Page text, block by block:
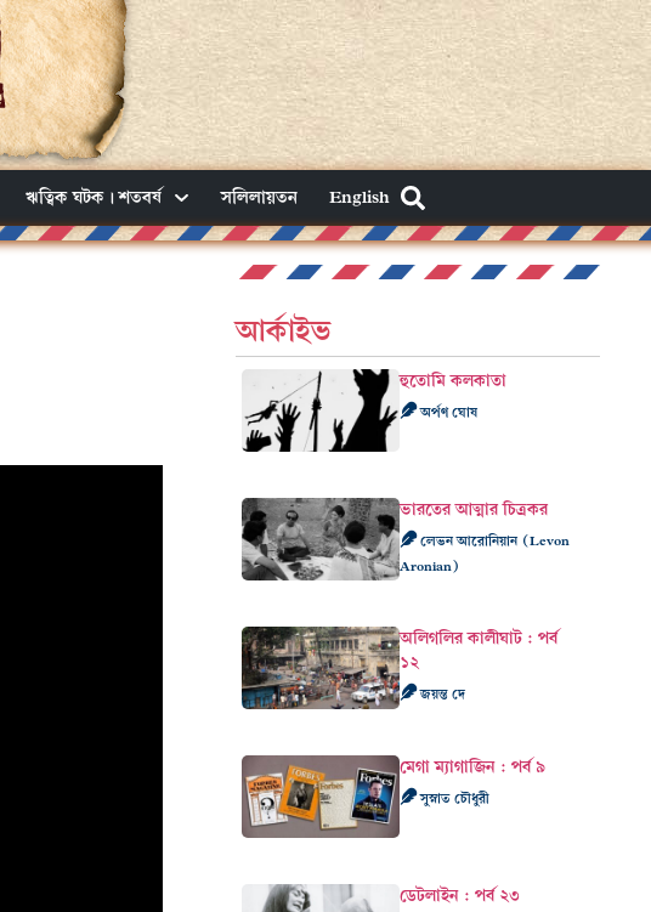
ঋত্বিক ঘটক। শতবর্ষ সলিলায়তন English
আর্কাইভ
হুতোমি কলকাতা
অর্পণ ঘোষ
ভারতের আত্মার চিত্রকর
লেভন আরোনিয়ান (Levon
Aronian)
অলিগলির কালীঘাট : পর্ব
১২
জয়ন্ত দে
মেগা ম্যাগাজিন : পর্ব ৯
সুস্নাত চৌধুরী
ডেটলাইন : পর্ব ২৩